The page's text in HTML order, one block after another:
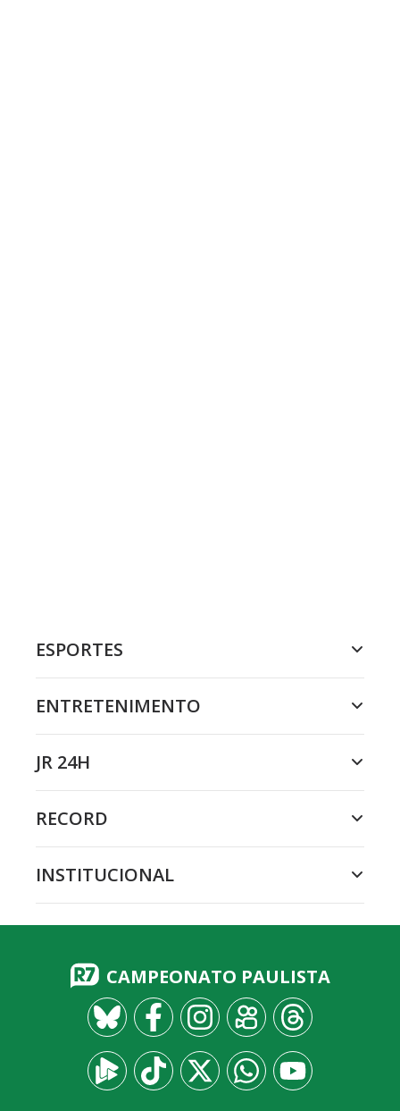
ESPORTES
ENTRETENIMENTO
JR 24H
RECORD
INSTITUCIONAL
CAMPEONATO PAULISTA